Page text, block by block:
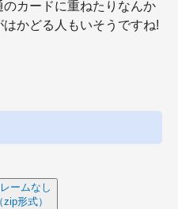
カードに重ねたりなんか
かどる人もいそうですね!
ームなし
（zip形式）